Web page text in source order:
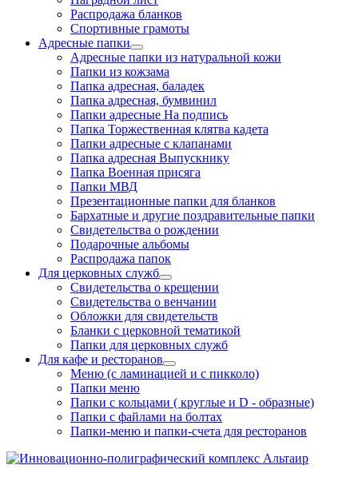
Распродажа бланков
Спортивные грамоты
Адресные папки
Адресные папки из натуральной кожи
Папки из кожзама
Папка адресная, баладек
Папка адресная, бумвинил
Папки адресные На подпись
Папка Торжественная клятва кадета
Папки адресные с клапанами
Папка адресная Выпускнику
Папка Военная присяга
Папки МВД
Презентационные папки для бланков
Бархатные и другие поздравительные папки
Свидетельства о рождении
Подарочные альбомы
Распродажа папок
Для церковных служб
Свидетельства о крещении
Свидетельства о венчании
Обложки для свидетельств
Бланки с церковной тематикой
Папки для церковных служб
Для кафе и ресторанов
Меню (с ламинацией и с пикколо)
Папки меню
Папки с кольцами ( круглые и D - образные)
Папки с файлами на болтах
Папки-меню и папки-счета для ресторанов